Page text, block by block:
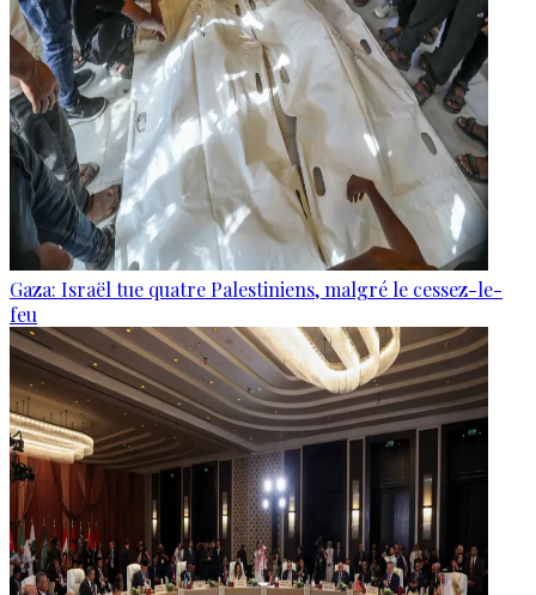
Gaza: Israël tue quatre Palestiniens, malgré le cessez-le-
feu